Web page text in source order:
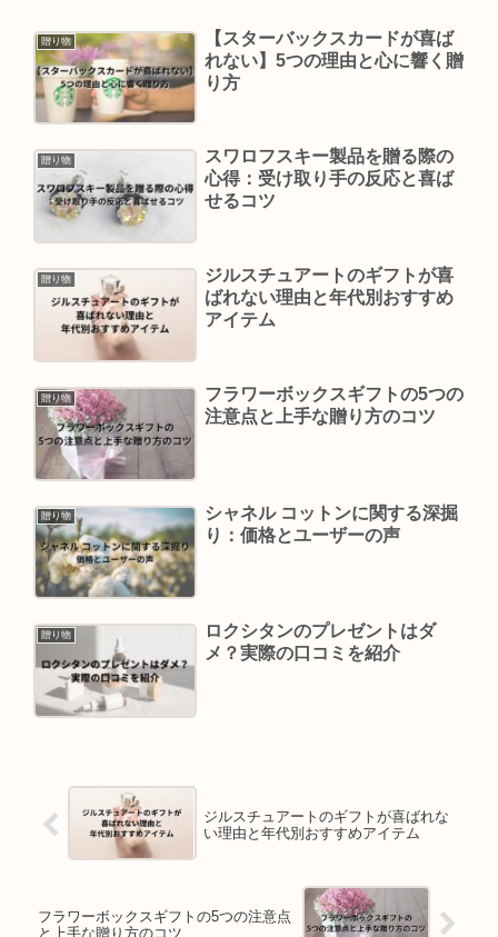
贈り物
【スターバックスカードが喜ば
れない】5つの理由と心に響く贈
り方
贈り物
スワロフスキー製品を贈る際の
心得：受け取り手の反応と喜ば
せるコツ
贈り物
ジルスチュアートのギフトが喜
ばれない理由と年代別おすすめ
アイテム
贈り物
フラワーボックスギフトの5つの
注意点と上手な贈り方のコツ
贈り物
シャネル コットンに関する深掘
り：価格とユーザーの声
贈り物
ロクシタンのプレゼントはダ
メ？実際の口コミを紹介
ジルスチュアートのギフトが喜ばれな
い理由と年代別おすすめアイテム
フラワーボックスギフトの5つの注意点
と上手な贈り方のコツ